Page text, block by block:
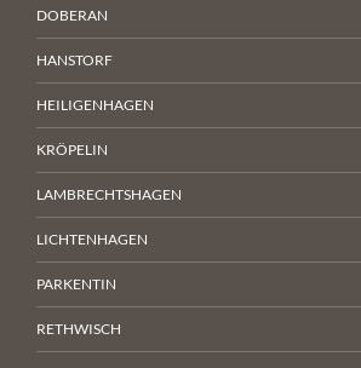
DOBERAN
HANSTORF
HEILIGENHAGEN
KRÖPELIN
LAMBRECHTSHAGEN
LICHTENHAGEN
PARKENTIN
RETHWISCH